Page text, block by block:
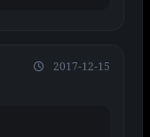
2017-12-15